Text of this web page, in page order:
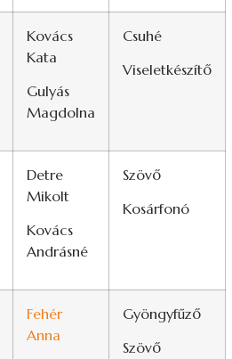
Kovács
Kata
Gulyás
Magdolna
Csuhé
Viseletkészítő
Detre
Mikolt
Kovács
Andrásné
Szövő
Kosárfonó
Fehér
Anna
Gyöngyfűző
Szövő